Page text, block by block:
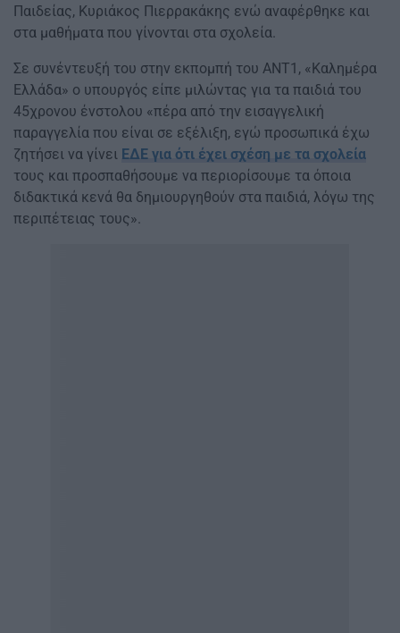
Παιδείας, Κυριάκος Πιερρακάκης ενώ αναφέρθηκε και
στα μαθήματα που γίνονται στα σχολεία.
Σε συνέντευξή του στην εκπομπή του ΑΝΤ1, «Καλημέρα
Ελλάδα» ο υπουργός είπε μιλώντας για τα παιδιά του
45χρονου ένστολου «πέρα από την εισαγγελική
παραγγελία που είναι σε εξέλιξη, εγώ προσωπικά έχω
ζητήσει να γίνει ΕΔΕ για ότι έχει σχέση με τα σχολεία
τους και προσπαθήσουμε να περιορίσουμε τα όποια
διδακτικά κενά θα δημιουργηθούν στα παιδιά, λόγω της
περιπέτειας τους».